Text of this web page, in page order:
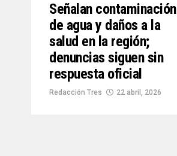
Señalan contaminación
de agua y daños a la
salud en la región;
denuncias siguen sin
respuesta oficial
Redacción Tres 22 abril, 2026